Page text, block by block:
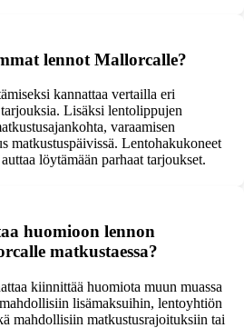
lennot Mallorcalle?
kannattaa vertailla eri
Lisäksi lentolippujen
varaamisen
matkustuspäivissä. Lentohakukoneet
löytämään parhaat tarjoukset.
huomioon lennon
matkustaessa?
kiinnittää huomiota muun muassa
lisämaksuihin, lentoyhtiön
mahdollisiin matkustusrajoituksiin tai